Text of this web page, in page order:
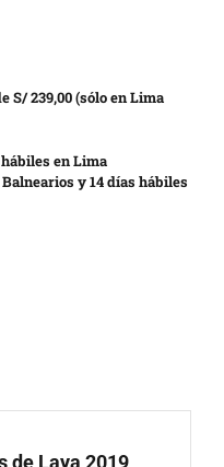
S/ 239,00 (sólo en Lima
en Lima
y 14 días hábiles
de Laya 2019